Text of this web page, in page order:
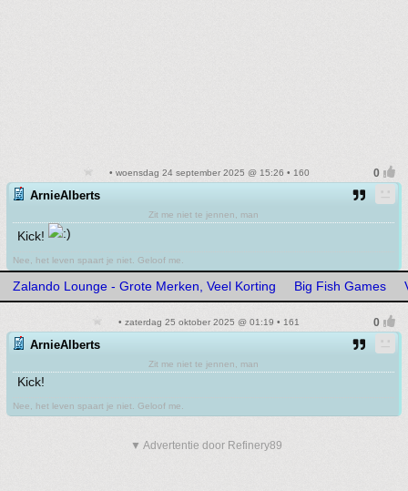
• woensdag 24 september 2025 @ 15:26 • 160
ArnieAlberts
Zit me niet te jennen, man
Kick!
Nee, het leven spaart je niet. Geloof me.
Zalando Lounge - Grote Merken, Veel Korting Big Fish Games
• zaterdag 25 oktober 2025 @ 01:19 • 161
ArnieAlberts
Zit me niet te jennen, man
Kick!
Nee, het leven spaart je niet. Geloof me.
▼ Advertentie door Refinery89